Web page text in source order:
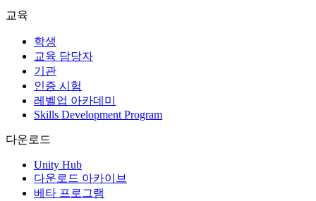
Unity로 모바일 히트작을 제작하고 성장시키세요.
인디 게임
소규모 팀으로 대작 게임을 출시하세요.
XR 게임
여러 플랫폼에서 XR 게임을 출시하세요.
멀티플레이어 게임
멀티플레이어 게임 개발을 간소화하세요.
교육
학생
교육 담당자
기관
인증 시험
레벨업 아카데미
Skills Development Program
다운로드
Unity Hub
다운로드 아카이브
베타 프로그램